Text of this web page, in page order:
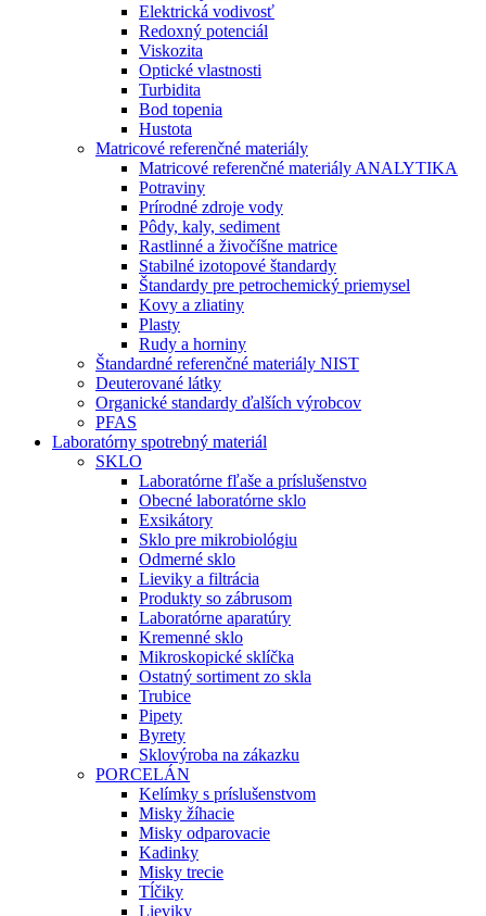
Elektrická vodivosť
Redoxný potenciál
Viskozita
Optické vlastnosti
Turbidita
Bod topenia
Hustota
Matricové referenčné materiály
Matricové referenčné materiály ANALYTIKA
Potraviny
Prírodné zdroje vody
Pôdy, kaly, sediment
Rastlinné a živočíšne matrice
Stabilné izotopové štandardy
Štandardy pre petrochemický priemysel
Kovy a zliatiny
Plasty
Rudy a horniny
Štandardné referenčné materiály NIST
Deuterované látky
Organické standardy ďalších výrobcov
PFAS
Laboratórny spotrebný materiál
SKLO
Laboratórne fľaše a príslušenstvo
Obecné laboratórne sklo
Exsikátory
Sklo pre mikrobiológiu
Odmerné sklo
Lieviky a filtrácia
Produkty so zábrusom
Laboratórne aparatúry
Kremenné sklo
Mikroskopické sklíčka
Ostatný sortiment zo skla
Trubice
Pipety
Byrety
Sklovýroba na zákazku
PORCELÁN
Kelímky s príslušenstvom
Misky žíhacie
Misky odparovacie
Kadinky
Misky trecie
Tĺčiky
Lieviky